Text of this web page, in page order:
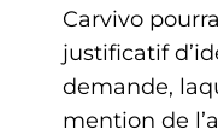
Carvivo
justificatif
demande,
mention de